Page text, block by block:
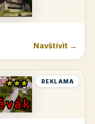
Navštívit →
REKLAMA